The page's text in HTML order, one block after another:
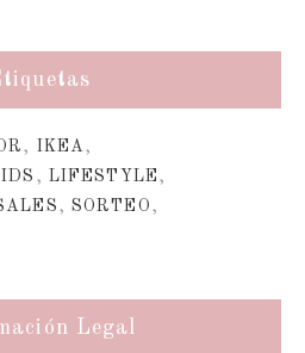
, IKEA,
, LIFESTYLE ,
, SORTEO ,
Legal